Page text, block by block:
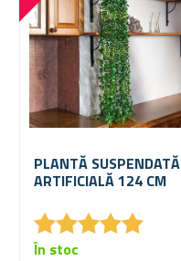
PLANTĂ SUSPENDATĂ
ARTIFICIALĂ 124 CM
★★★★★
★★★★★
În stoc